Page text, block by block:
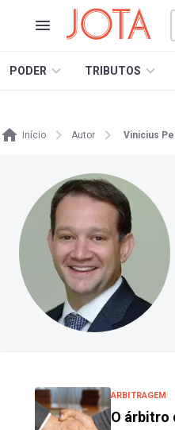
PODER TRIBUTOS
Início Autor Vinicius
ARBITRAGEM
O árbitro